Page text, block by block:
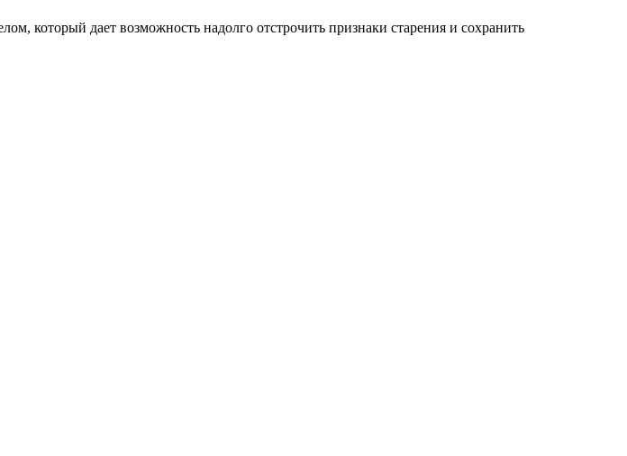
который дает возможность надолго отстрочить признаки старения и сохранить